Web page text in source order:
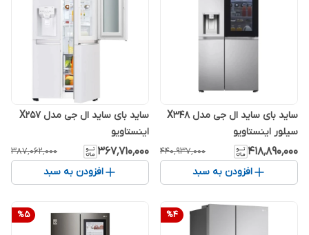
ساید بای ساید ال جی مدل X348
سیلور اینستاویو
۴۱۸٬۸۹۰٬۰۰۰ ۴۴۰٬۹۳۷٬۰۰۰
افزودن به سبد
ساید بای ساید ال جی مدل X257
اینستاویو
۳۶۷٬۷۱۰٬۰۰۰ ۳۸۷٬۰۶۲٬۰۰۰
افزودن به سبد
%4
%5